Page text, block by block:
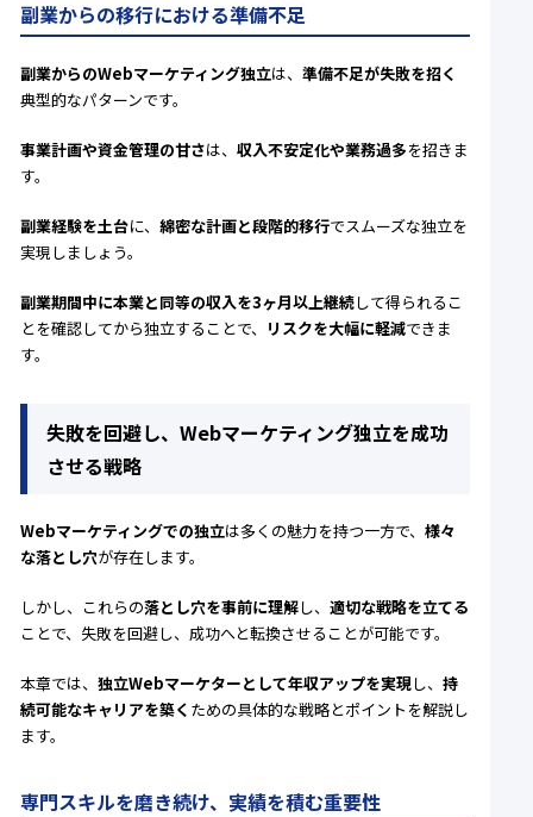
副業からの移行における準備不足
副業からのWebマーケティング独立は、準備不足が失敗を招く
典型的なパターンです。
事業計画や資金管理の甘さは、収入不安定化や業務過多を招きま
す。
副業経験を土台に、綿密な計画と段階的移行でスムーズな独立を
実現しましょう。
副業期間中に本業と同等の収入を3ヶ月以上継続して得られるこ
とを確認してから独立することで、 リスクを大幅に軽減できま
す。
失敗を回避し、Webマーケティング独立を成功
させる戦略
Webマーケティングでの独立は多くの魅力を持つ一方で、様々
な落とし穴が存在します。
しかし、これらの落とし穴を事前に理解し、適切な戦略を立てる
ことで、失敗を回避し、成功へと転換させることが可能です。
本章では、独立Webマーケターとして年収アップを実現し、持
続可能なキャリアを築く ための具体的な戦略とポイントを解説し
ます。
専門スキルを磨き続け、実績を積む重要性